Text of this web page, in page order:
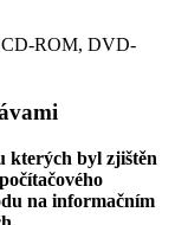
CD-ROM, DVD-
kterých byl zjištěn
na informačním